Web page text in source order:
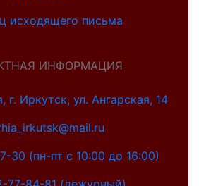
исходящего письма
ИНФОРМАЦИЯ
г. Иркутск, ул. Ангарская, 14
30 (пн-пт с 10:00 до 16:00)